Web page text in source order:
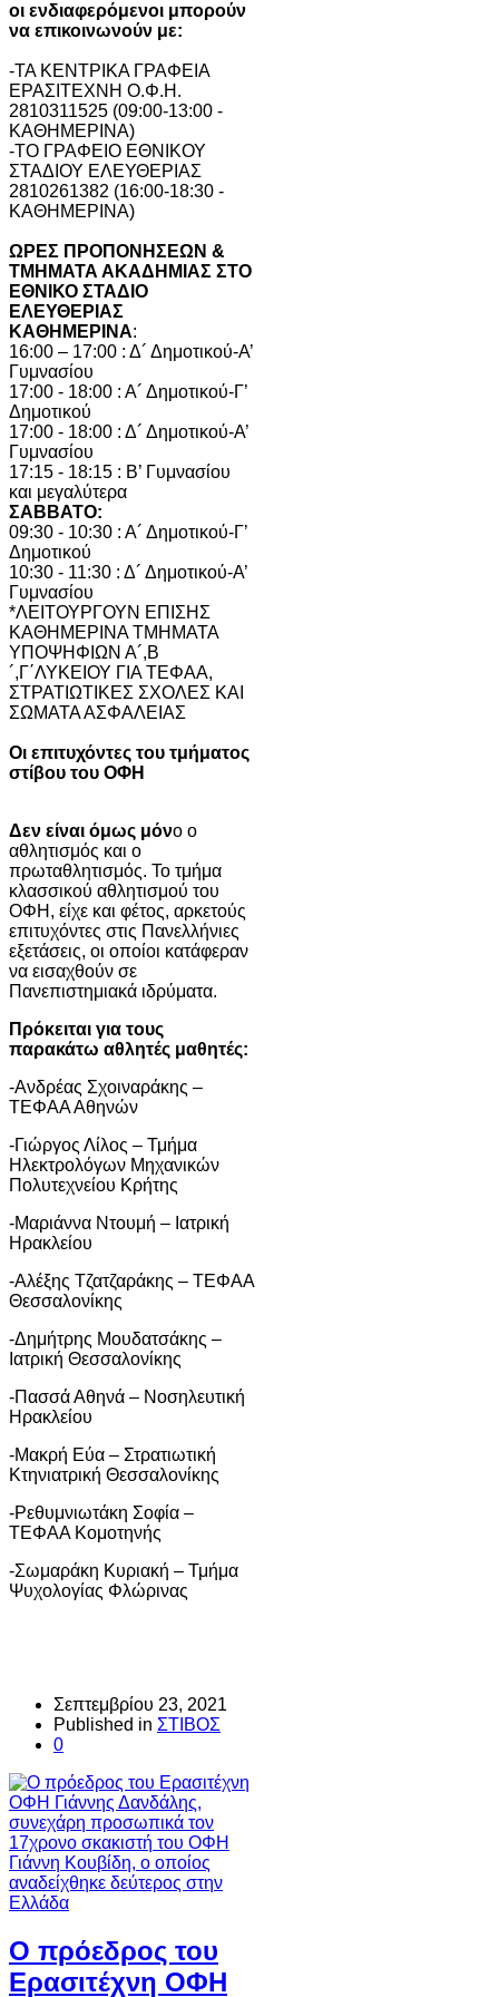
οι ενδιαφερόμενοι μπορούν
να επικοινωνούν με:
-ΤΑ ΚΕΝΤΡΙΚΑ ΓΡΑΦΕΙΑ
ΕΡΑΣΙΤΕΧΝΗ Ο.Φ.Η.
2810311525 (09:00-13:00 -
ΚΑΘΗΜΕΡΙΝΑ)
-ΤΟ ΓΡΑΦΕΙΟ ΕΘΝΙΚΟΥ
ΣΤΑΔΙΟΥ ΕΛΕΥΘΕΡΙΑΣ
2810261382 (16:00-18:30 -
ΚΑΘΗΜΕΡΙΝΑ)
ΩΡΕΣ ΠΡΟΠΟΝΗΣΕΩΝ &
ΤΜΗΜΑΤΑ ΑΚΑΔΗΜΙΑΣ ΣΤΟ
ΕΘΝΙΚΟ ΣΤΑΔΙΟ
ΕΛΕΥΘΕΡΙΑΣ
ΚΑΘΗΜΕΡΙΝΑ:
16:00 – 17:00 : Δ´ Δημοτικού-Α’
Γυμνασίου
17:00 - 18:00 : Α´ Δημοτικού-Γ’
Δημοτικού
17:00 - 18:00 : Δ´ Δημοτικού-Α’
Γυμνασίου
17:15 - 18:15 : Β’ Γυμνασίου
και μεγαλύτερα
ΣΑΒΒΑΤΟ:
09:30 - 10:30 : Α´ Δημοτικού-Γ’
Δημοτικού
10:30 - 11:30 : Δ´ Δημοτικού-Α’
Γυμνασίου
*ΛΕΙΤΟΥΡΓΟΥΝ ΕΠΙΣΗΣ
ΚΑΘΗΜΕΡΙΝΑ ΤΜΗΜΑΤΑ
ΥΠΟΨΗΦΙΩΝ Α´,Β
´,Γ΄ΛΥΚΕΙΟΥ ΓΙΑ ΤΕΦΑΑ,
ΣΤΡΑΤΙΩΤΙΚΕΣ ΣΧΟΛΕΣ ΚΑΙ
ΣΩΜΑΤΑ ΑΣΦΑΛΕΙΑΣ
Οι επιτυχόντες του τμήματος
στίβου του ΟΦΗ
Δεν είναι όμως μόνο ο
αθλητισμός και ο
πρωταθλητισμός. Το τμήμα
κλασσικού αθλητισμού του
ΟΦΗ, είχε και φέτος, αρκετούς
επιτυχόντες στις Πανελλήνιες
εξετάσεις, οι οποίοι κατάφεραν
να εισαχθούν σε
Πανεπιστημιακά ιδρύματα.
Πρόκειται για τους
παρακάτω αθλητές μαθητές:
-Ανδρέας Σχοιναράκης –
ΤΕΦΑΑ Αθηνών
-Γιώργος Λίλος – Τμήμα
Ηλεκτρολόγων Μηχανικών
Πολυτεχνείου Κρήτης
-Μαριάννα Ντουμή – Ιατρική
Ηρακλείου
-Αλέξης Τζατζαράκης – ΤΕΦΑΑ
Θεσσαλονίκης
-Δημήτρης Μουδατσάκης –
Ιατρική Θεσσαλονίκης
-Πασσά Αθηνά – Νοσηλευτική
Ηρακλείου
-Μακρή Εύα – Στρατιωτική
Κτηνιατρική Θεσσαλονίκης
-Ρεθυμνιωτάκη Σοφία –
ΤΕΦΑΑ Κομοτηνής
-Σωμαράκη Κυριακή – Τμήμα
Ψυχολογίας Φλώρινας
Σεπτεμβρίου 23, 2021
Published in ΣΤΙΒΟΣ
0
O πρόεδρος του
Ερασιτέχνη ΟΦΗ